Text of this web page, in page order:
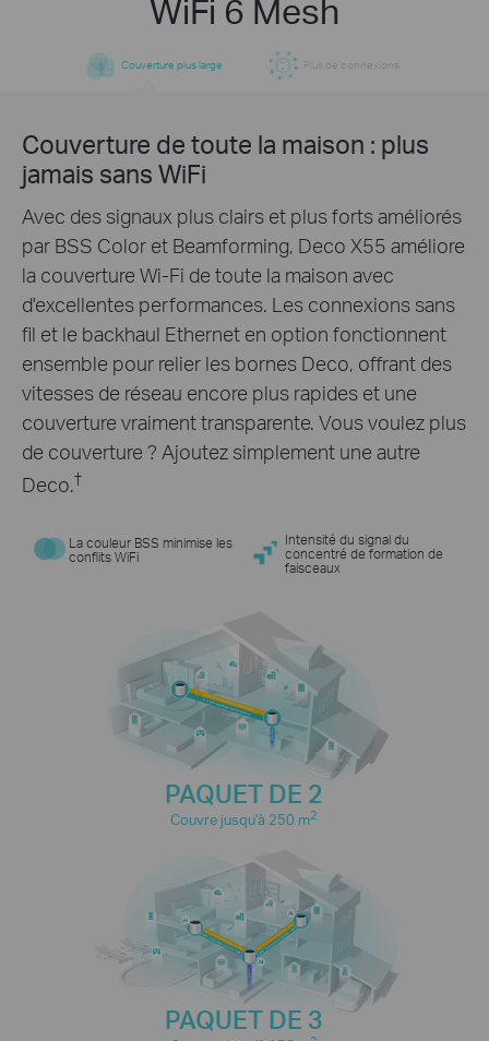
WiFi 6 Mesh
Couverture plus large Plus de connexions
Couverture de toute la maison : plus
jamais sans WiFi
Avec des signaux plus clairs et plus forts améliorés
par BSS Color et Beamforming, Deco X55 améliore
la couverture Wi-Fi de toute la maison avec
d'excellentes performances. Les connexions sans
fil et le backhaul Ethernet en option fonctionnent
ensemble pour relier les bornes Deco, offrant des
vitesses de réseau encore plus rapides et une
couverture vraiment transparente. Vous voulez plus
de couverture ? Ajoutez simplement une autre
Deco.†
La couleur BSS minimise les
conflits WiFi
Intensité du signal du
concentré de formation de
faisceaux
PAQUET DE 2
Couvre jusqu'à 250 m2
PAQUET DE 3
Conçu pour
davantage d'appareils
Les produits Deco visent à améliorer
considérablement la capacité et l'efficacité dans les
environnements à forte densité de trafic. Quel que
soit le nombre d'écrans ou d'appareils allumés
simultanément, chacun peut profiter d'un réseau
plus efficace qui se charge plus rapidement sans
nuire aux performances.†
Appareils
domotiques
Téléchargement
à haut débit
Connexions pour plus de
150
appareils